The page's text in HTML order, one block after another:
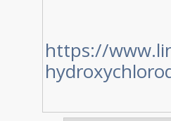
https://